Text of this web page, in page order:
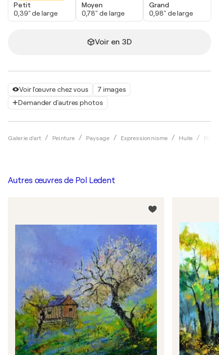
Voir l'œuvre chez vous
7 images
Demander d'autres photos
Galerie d'art Peinture Paysage Expressionnisme Huile Pol
Petit
0,39" de large
Moyen
0,78" de large
Grand
0,98" de large
Voir en 3D
Autres œuvres de Pol Ledent